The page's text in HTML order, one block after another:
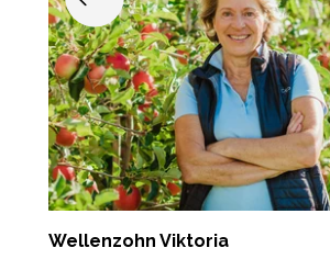
Wellenzohn Viktoria